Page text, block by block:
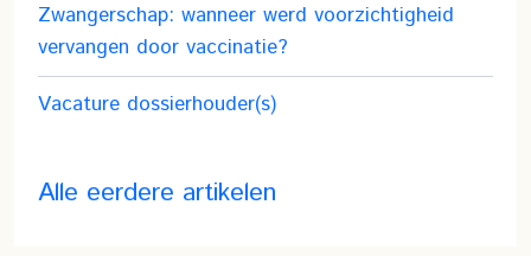
Zwangerschap: wanneer werd voorzichtigheid
vervangen door vaccinatie?
Vacature dossierhouder(s)
Alle eerdere artikelen